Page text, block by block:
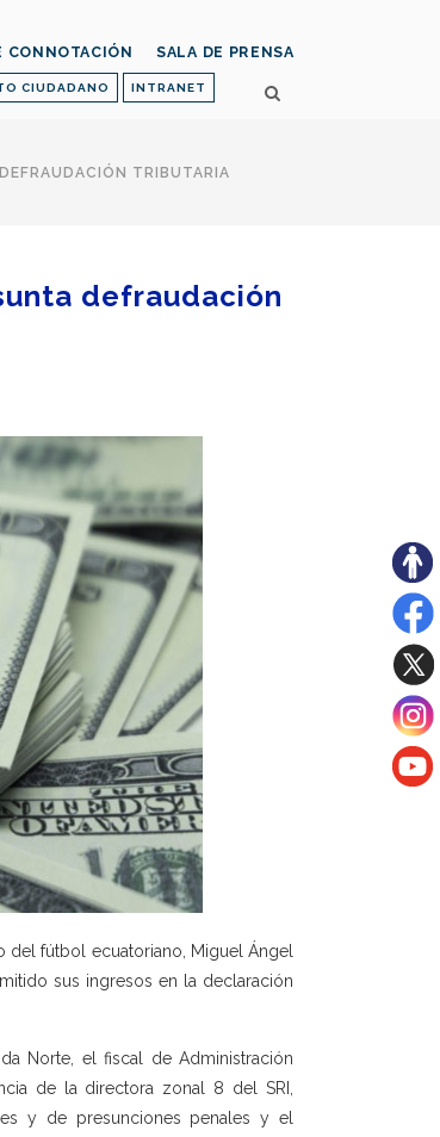
CIUDADANO INTRANET
CONNOTACIÓN SALA DE PRENSA
TRIBUTARIA
defraudación
del fútbol ecuatoriano, Miguel Ángel
sus ingresos en la declaración
Norte, el fiscal de Administración
de la directora zonal 8 del SRI,
y de presunciones penales y el